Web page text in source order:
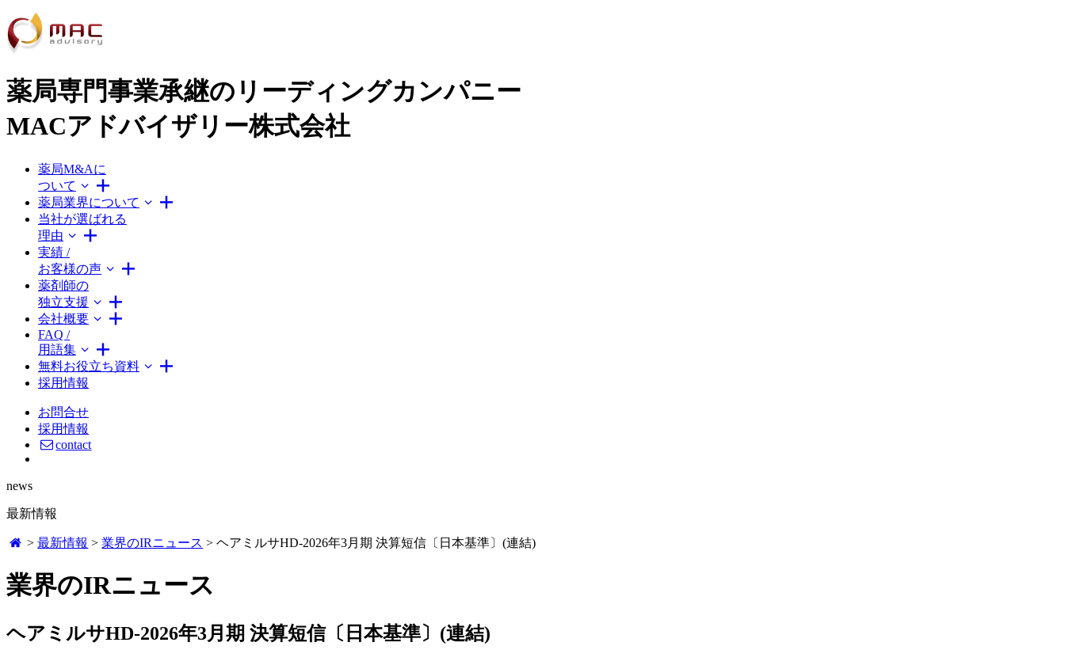
薬局専門事業承継のリーディングカンパニー
MACアドバイザリー株式会社
薬局M&Aに
ついて
薬局業界について
当社が選ばれる
理由
実績 /
お客様の声
薬剤師の
独立支援
会社概要
FAQ /
用語集
無料お役立ち資料
採用情報
お問合せ
採用情報
contact
news
最新情報
>最新情報 >業界のIRニュース >ヘアミルサHD-2026年3月期 決算短信〔日本基準〕(連結)
業界のIRニュース
ヘアミルサHD-2026年3月期 決算短信〔日本基準〕(連結)